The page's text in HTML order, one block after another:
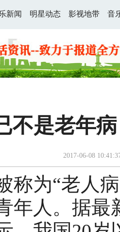
新闻 明星动态 影视地带 音
不是老年
2017-06-08
为“老人病
年人。据